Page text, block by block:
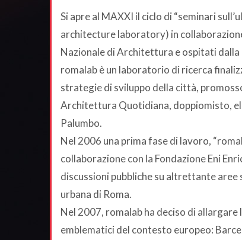
Si apre al MAXXI il ciclo di “seminari
architecture laboratory) in
Nazionale di Architettura e ospitati dalla
romalab è un laboratorio di ricerca
strategie di sviluppo della città,
Architettura Quotidiana, doppiomisto,
Palumbo.
Nel 2006 una prima fase di lavoro,
collaborazione con la Fondazione Eni
discussioni pubbliche su altrettante
urbana di Roma.
Nel 2007, romalab ha deciso di
emblematici del contesto europeo: